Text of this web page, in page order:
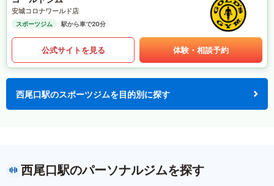
安城コロナワールド店
スポーツジム 駅から車で20分
公式サイトを見る 体験・相談予約
西尾口駅のスポーツジムを目的別に探す
西尾口駅のパーソナルジムを探す